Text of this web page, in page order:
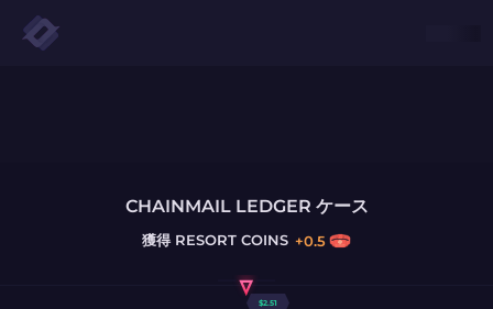
CHAINMAIL LEDGER ケース
獲得 RESORT COINS +0.5
$2.51